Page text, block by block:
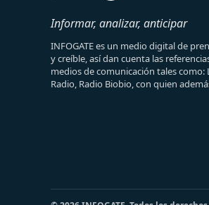
Informar, analizar, anticipar
INFOGATE es un medio digital de
y creíble, así dan cuenta las
medios de comunicación tales como:
Radio, Radio Biobio, con quien